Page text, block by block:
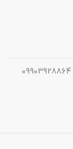
09903928864